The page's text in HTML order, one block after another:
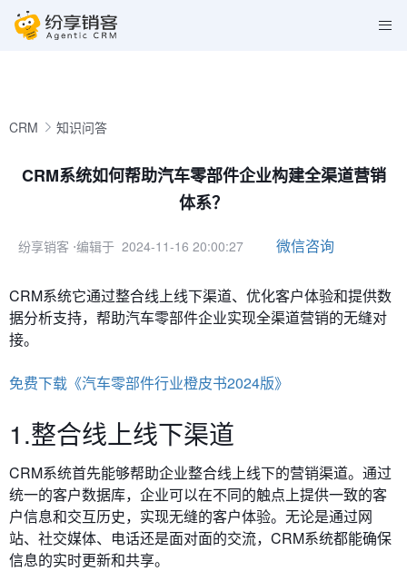
CRM 知识问答
CRM系统如何帮助汽车零部件企业构建全渠道营销
体系？
纷享销客 ⋅编辑于 2024-11-16 20:00:27 微信咨询
CRM系统它通过整合线上线下渠道、优化客户体验和提供数
据分析支持，帮助汽车零部件企业实现全渠道营销的无缝对
接。
免费下载《汽车零部件行业橙皮书2024版》
1.整合线上线下渠道
CRM系统首先能够帮助企业整合线上线下的营销渠道。通过
统一的客户数据库，企业可以在不同的触点上提供一致的客
户信息和交互历史，实现无缝的客户体验。无论是通过网
站、社交媒体、电话还是面对面的交流，CRM系统都能确保
信息的实时更新和共享。